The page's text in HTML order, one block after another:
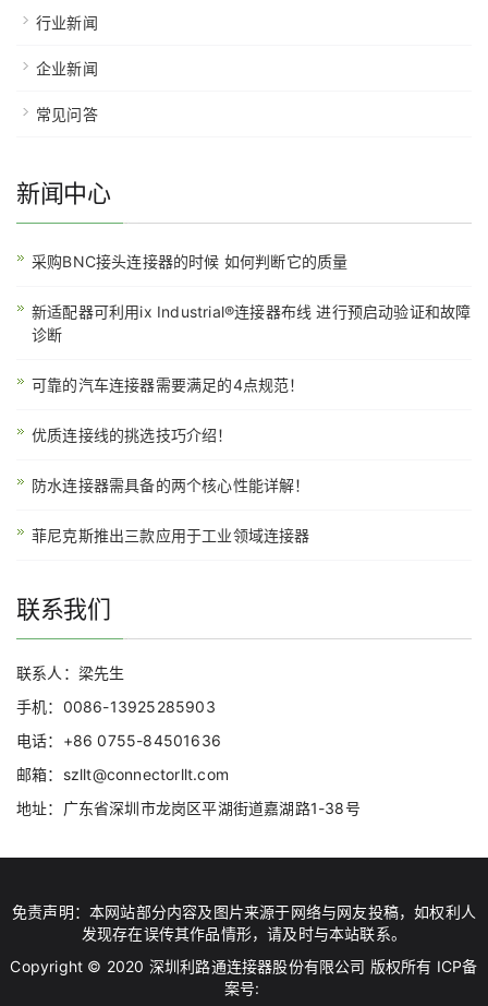
行业新闻
企业新闻
常见问答
新闻中心
采购BNC接头连接器的时候 如何判断它的质量
新适配器可利用ix Industrial®连接器布线 进行预启动验证和故障
诊断
可靠的汽车连接器需要满足的4点规范！
优质连接线的挑选技巧介绍！
防水连接器需具备的两个核心性能详解！
菲尼克斯推出三款应用于工业领域连接器
联系我们
联系人：梁先生
手机：0086-13925285903
电话：+86 0755-84501636
邮箱：szllt@connectorllt.com
地址：广东省深圳市龙岗区平湖街道嘉湖路1-38号
免责声明：本网站部分内容及图片来源于网络与网友投稿，如权利人
发现存在误传其作品情形，请及时与本站联系。
Copyright © 2020 深圳利路通连接器股份有限公司 版权所有 ICP备
案号: